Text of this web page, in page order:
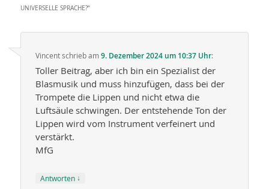
UNIVERSELLE SPRACHE?“
Vincent schriebam9. Dezember 2024 um 10:37 Uhr:
Toller Beitrag, aber ich bin ein Spezialist der
Blasmusik und muss hinzufügen, dass bei der
Trompete die Lippen und nicht etwa die
Luftsäule schwingen. Der entstehende Ton der
Lippen wird vom Instrument verfeinert und
verstärkt.
MfG
Antworten ↓